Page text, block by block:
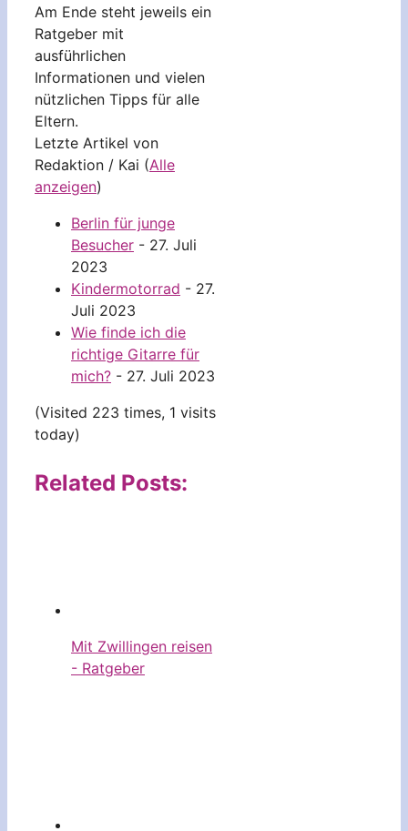
Am Ende steht jeweils ein
Ratgeber mit
ausführlichen
Informationen und vielen
nützlichen Tipps für alle
Eltern.
Letzte Artikel von
Redaktion / Kai (Alle
anzeigen)
Berlin für junge
Besucher - 27. Juli
2023
Kindermotorrad - 27.
Juli 2023
Wie finde ich die
richtige Gitarre für
mich? - 27. Juli 2023
(Visited 223 times, 1 visits
today)
Related Posts:
Mit Zwillingen reisen
- Ratgeber